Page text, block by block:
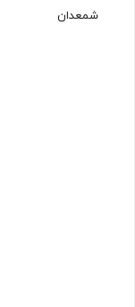
شمعدان